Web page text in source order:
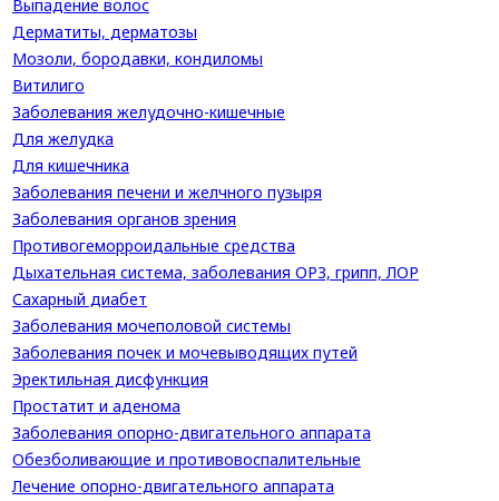
Выпадение волос
Дерматиты, дерматозы
Мозоли, бородавки, кондиломы
Витилиго
Заболевания желудочно-кишечные
Для желудка
Для кишечника
Заболевания печени и желчного пузыря
Заболевания органов зрения
Противогеморроидальные средства
Дыхательная система, заболевания ОРЗ, грипп, ЛОР
Сахарный диабет
Заболевания мочеполовой системы
Заболевания почек и мочевыводящих путей
Эректильная дисфункция
Простатит и аденома
Заболевания опорно-двигательного аппарата
Обезболивающие и противовоспалительные
Лечение опорно-двигательного аппарата